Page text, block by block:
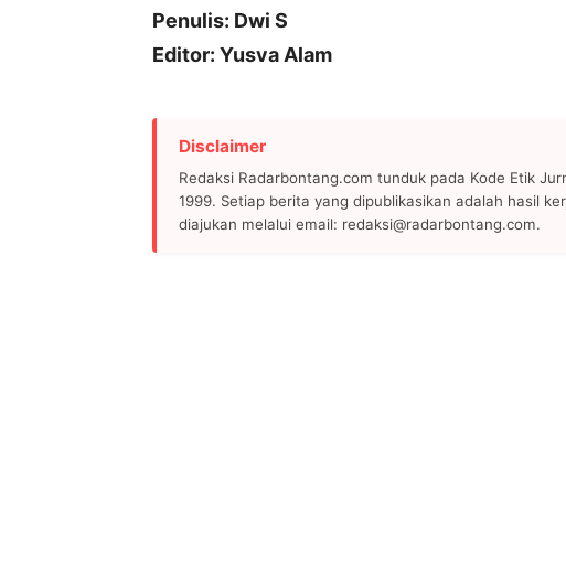
Penulis: Dwi S
Editor: Yusva Alam
Disclaimer
Redaksi Radarbontang.com tunduk pada Kode Etik
1999. Setiap berita yang dipublikasikan adalah hasil
diajukan melalui email: redaksi@radarbontang.com.